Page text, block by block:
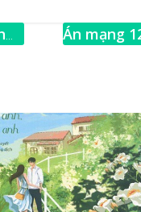
ar Án mạng